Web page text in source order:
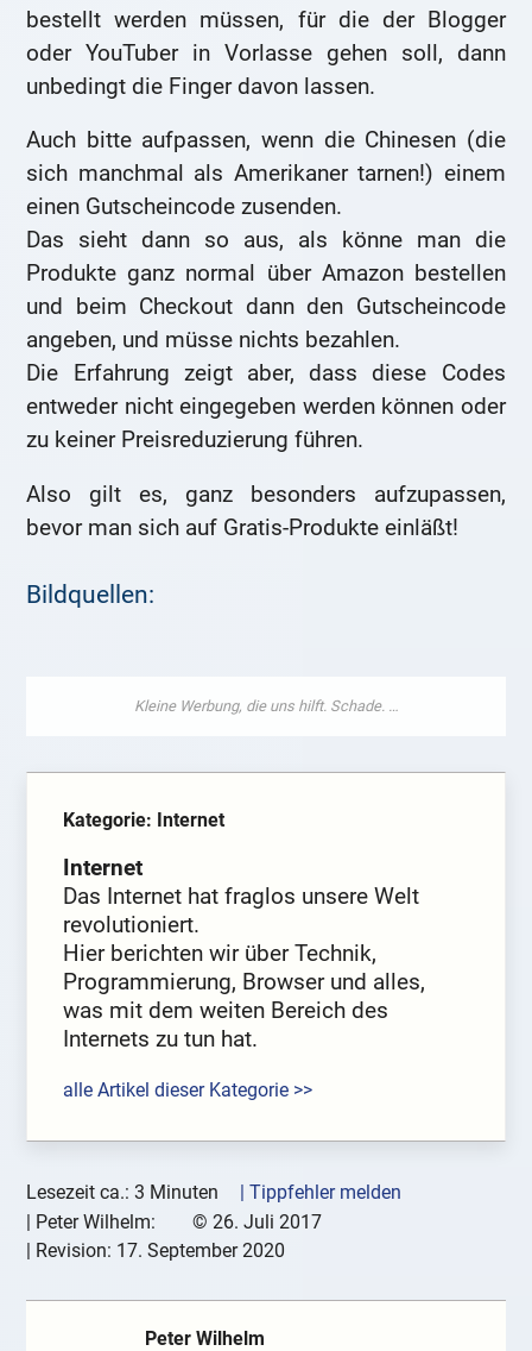
bestellt werden müssen, für die der Blogger
oder YouTuber in Vorlasse gehen soll, dann
unbedingt die Finger davon lassen.
Auch bitte aufpassen, wenn die Chinesen (die
sich manchmal als Amerikaner tarnen!) einem
einen Gutscheincode zusenden.
Das sieht dann so aus, als könne man die
Produkte ganz normal über Amazon bestellen
und beim Checkout dann den Gutscheincode
angeben, und müsse nichts bezahlen.
Die Erfahrung zeigt aber, dass diese Codes
entweder nicht eingegeben werden können oder
zu keiner Preisreduzierung führen.
Also gilt es, ganz besonders aufzupassen,
bevor man sich auf Gratis-Produkte einläßt!
Bildquellen:
Kategorie: Internet
Internet
Das Internet hat fraglos unsere Welt
revolutioniert.
Hier berichten wir über Technik,
Programmierung, Browser und alles,
was mit dem weiten Bereich des
Internets zu tun hat.
alle Artikel dieser Kategorie >>
Lesezeit ca.: 3 Minuten
| Tippfehler melden
| Peter Wilhelm: © 26. Juli 2017
| Revision: 17. September 2020
Peter Wilhelm